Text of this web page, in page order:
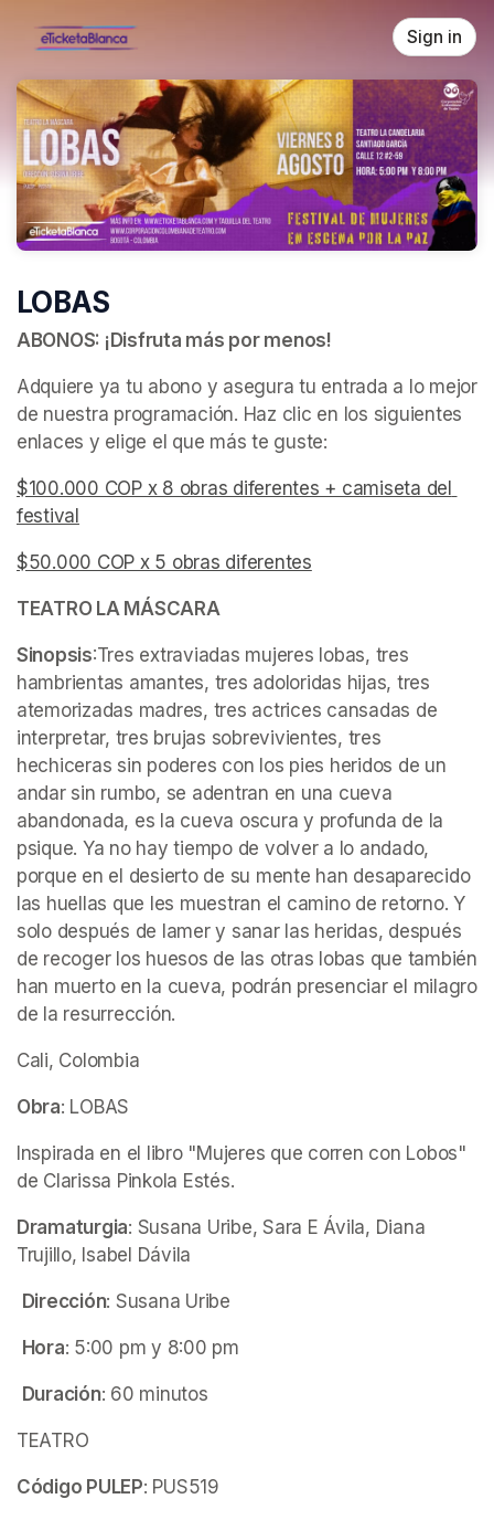
Sign in
LOBAS
ABONOS: ¡Disfruta más por menos!
Adquiere ya tu abono y asegura tu entrada a lo mejor
de nuestra programación. Haz clic en los siguientes
enlaces y elige el que más te guste:
$100.000 COP x 8 obras diferentes + camiseta del
festival
$50.000 COP x 5 obras diferentes
(opens in a new tab)
TEATRO LA MÁSCARA
Sinopsis:Tres extraviadas mujeres lobas, tres
hambrientas amantes, tres adoloridas hijas, tres
atemorizadas madres, tres actrices cansadas de
interpretar, tres brujas sobrevivientes, tres
hechiceras sin poderes con los pies heridos de un
andar sin rumbo, se adentran en una cueva
abandonada, es la cueva oscura y profunda de la
psique. Ya no hay tiempo de volver a lo andado,
porque en el desierto de su mente han desaparecido
las huellas que les muestran el camino de retorno. Y
solo después de lamer y sanar las heridas, después
de recoger los huesos de las otras lobas que también
han muerto en la cueva, podrán presenciar el milagro
de la resurrección.
Cali, Colombia
Obra: LOBAS
Inspirada en el libro "Mujeres que corren con Lobos"
de Clarissa Pinkola Estés.
Dramaturgia: Susana Uribe, Sara E Ávila, Diana
Trujillo, Isabel Dávila
Dirección: Susana Uribe
Hora: 5:00 pm y 8:00 pm
Duración: 60 minutos
TEATRO
Código PULEP: PUS519